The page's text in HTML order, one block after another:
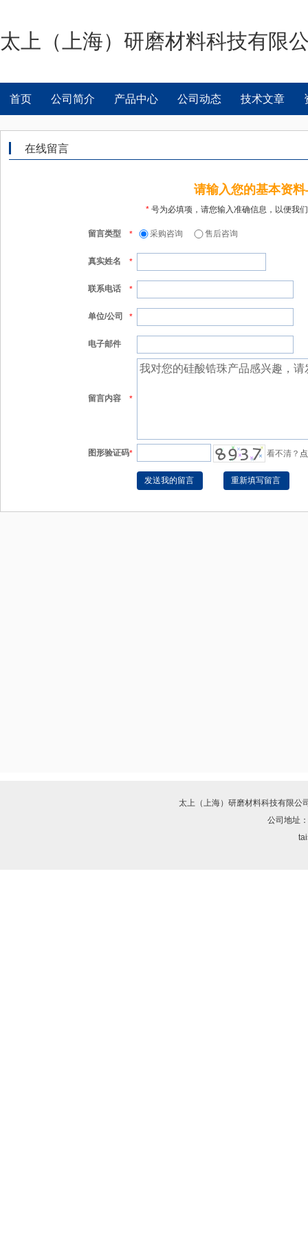
太上（上海）研磨材料科技有限
首页 公司简介 产品中心 公司动态 技术文章
在线留言
请输入您的基本资
* 号为必填项，请您输入准确信息，以便我
留言类型 * 采购咨询 售后咨询
真实姓名 *
联系电话 *
单位/公司 *
电子邮件
留言内容 *
图形验证码* 看不清？
太上（上海）研磨材料科技有限公
公司地址